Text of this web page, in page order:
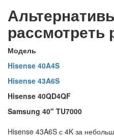
рассмотреть
Модель
Hisense 40A4S
Hisense 43A6S
Hisense 40QD4QF
Samsung 40" TU7000
Hisense 43A6S с 4K за